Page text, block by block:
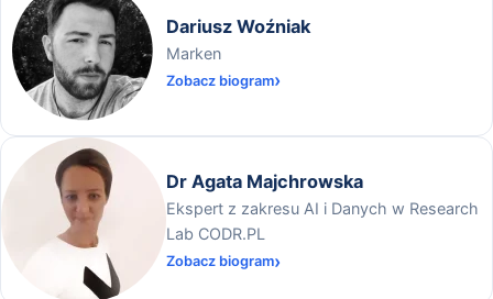
Dariusz Woźniak
Marken
Zobacz biogram
Dr Agata Majchrowska
Ekspert z zakresu AI i Danych w Research
Lab CODR.PL
Zobacz biogram